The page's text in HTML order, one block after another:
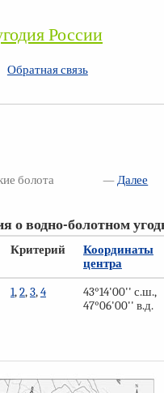
России
Обратная связь
—Далее
болота
о водно-болотном
Критерий
Координаты
центра
1,2,3,4
43°14'00'' с.ш.,
47°06'00'' в.д.